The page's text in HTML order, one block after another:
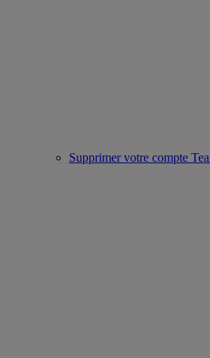
Supprimer votre compte